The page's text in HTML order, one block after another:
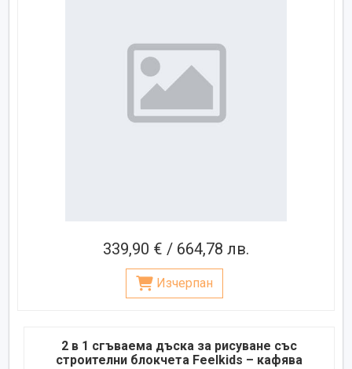
339,90 € / 664,78 лв.
Изчерпан
2 в 1 сгъваема дъска за рисуване със
строителни блокчета Feelkids – кафява